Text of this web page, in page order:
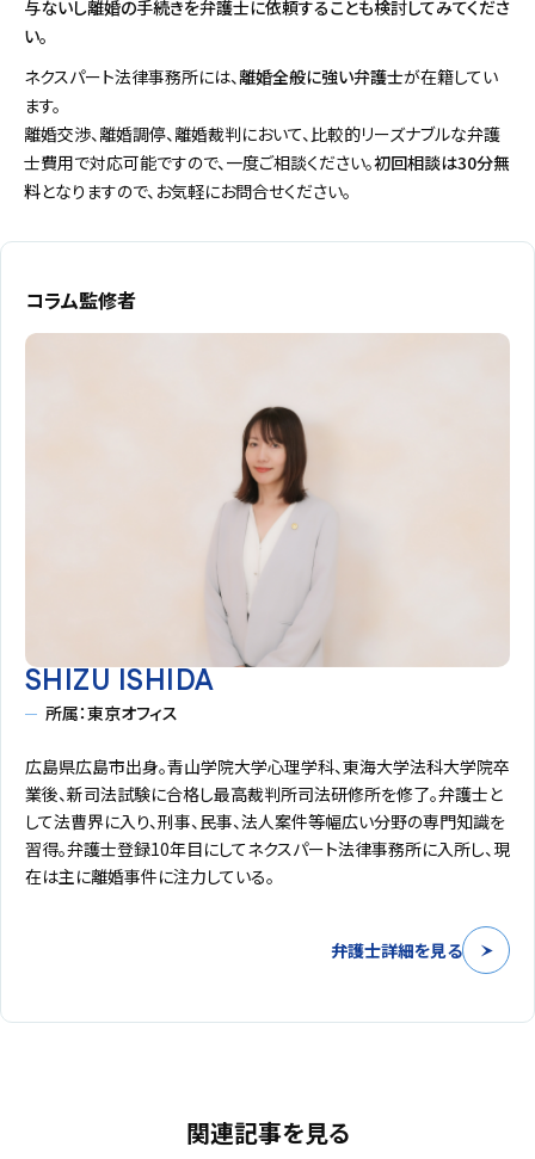
与ないし離婚の手続きを弁護士に依頼することも検討してみてくださ
い。
ネクスパート法律事務所には、離婚全般に強い弁護士が在籍してい
ます。
離婚交渉、離婚調停、離婚裁判において、比較的リーズナブルな弁護
士費用で対応可能ですので、一度ご相談ください。初回相談は30分無
料となりますので、お気軽にお問合せください。
コラム監修者
SHIZU ISHIDA
所属：東京オフィス
広島県広島市出身。青山学院大学心理学科、東海大学法科大学院卒
業後、新司法試験に合格し最高裁判所司法研修所を修了。弁護士と
して法曹界に入り、刑事、民事、法人案件等幅広い分野の専門知識を
習得。弁護士登録10年目にしてネクスパート法律事務所に入所し、現
在は主に離婚事件に注力している。
弁護士詳細を見る
関連記事を見る